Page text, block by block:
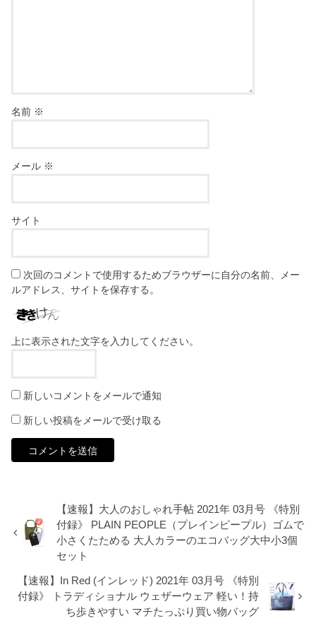
名前 ※
メール ※
サイト
次回のコメントで使用するためブラウザーに自分の名前、メー
ルアドレス、サイトを保存する。
上に表示された文字を入力してください。
新しいコメントをメールで通知
新しい投稿をメールで受け取る
【速報】大人のおしゃれ手帖 2021年 03月号 《特別
付録》 PLAIN PEOPLE（プレインピープル）ゴムで
小さくたためる 大人カラーのエコバッグ大中小3個
セット
【速報】In Red (インレッド) 2021年 03月号 《特別
付録》 トラディショナル ウェザーウェア 軽い！持
ち歩きやすい マチたっぷり買い物バッグ